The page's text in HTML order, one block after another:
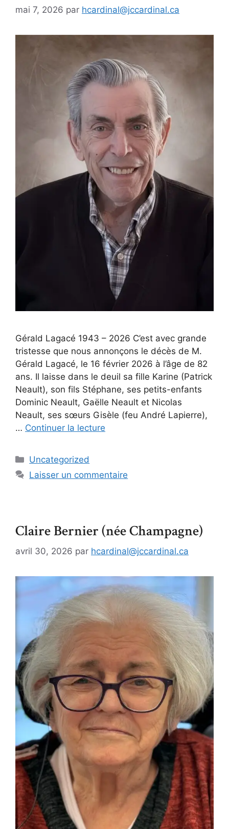
mai 7, 2026 par hcardinal@jccardinal.ca
Gérald Lagacé 1943 – 2026 C’est avec grande
tristesse que nous annonçons le décès de M.
Gérald Lagacé, le 16 février 2026 à l’âge de 82
ans. Il laisse dans le deuil sa fille Karine (Patrick
Neault), son fils Stéphane, ses petits-enfants
Dominic Neault, Gaëlle Neault et Nicolas
Neault, ses sœurs Gisèle (feu André Lapierre),
… Continuer la lecture
Uncategorized
Laisser un commentaire
Claire Bernier (née Champagne)
avril 30, 2026 par hcardinal@jccardinal.ca